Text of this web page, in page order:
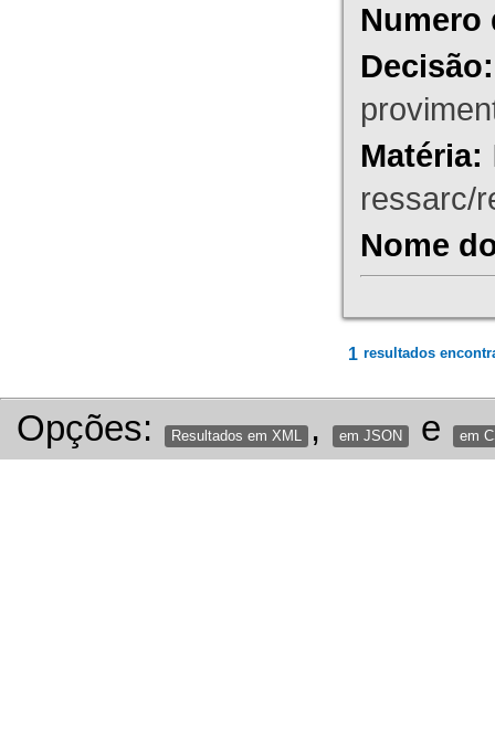
Numero
Decisão:
Matéria:
ressarc/
Nome
1 resultados
Opções: Resultados em XML , em JSON e em